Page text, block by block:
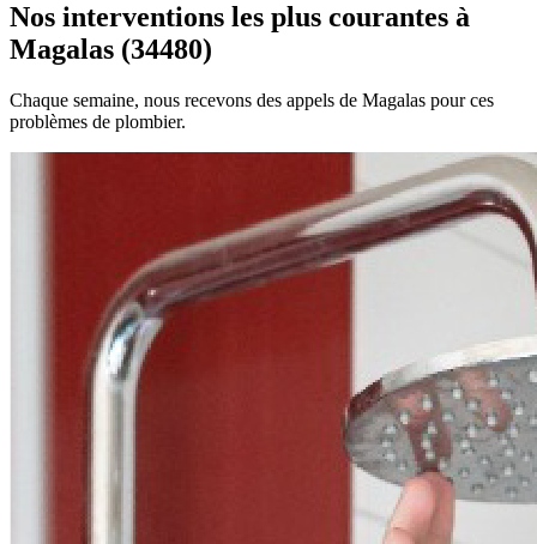
Nos interventions les plus courantes à
Magalas (34480)
Chaque semaine, nous recevons des appels de Magalas pour ces
problèmes de plombier.